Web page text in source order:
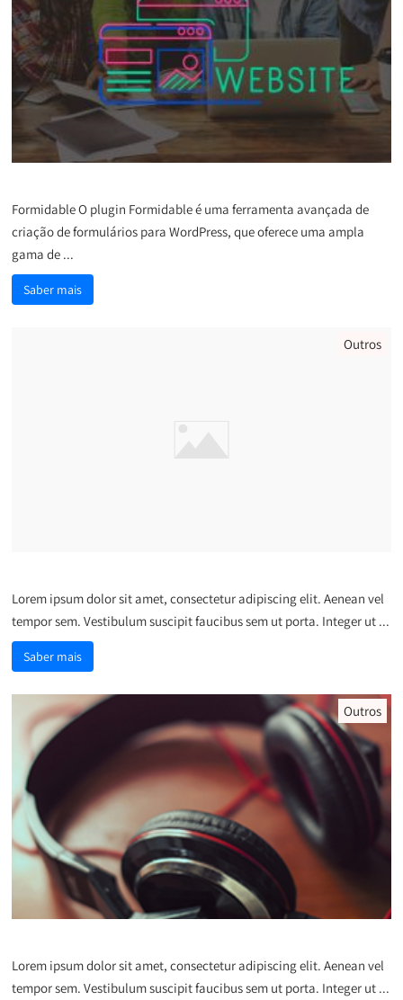
Formidable O plugin Formidable é uma ferramenta avançada de
criação de formulários para WordPress, que oferece uma ampla
gama de ...
Saber mais
Outros
Lorem ipsum dolor sit amet, consectetur adipiscing elit. Aenean vel
tempor sem. Vestibulum suscipit faucibus sem ut porta. Integer ut ...
Saber mais
Outros
Lorem ipsum dolor sit amet, consectetur adipiscing elit. Aenean vel
tempor sem. Vestibulum suscipit faucibus sem ut porta. Integer ut ...